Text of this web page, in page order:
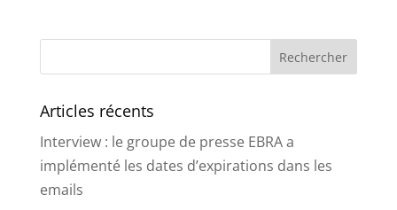
Articles récents
Interview : le groupe de presse EBRA a
implémenté les dates d’expirations dans les
emails